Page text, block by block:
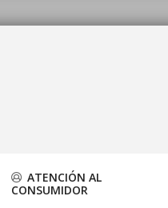
ATENCIÓN AL
CONSUMIDOR